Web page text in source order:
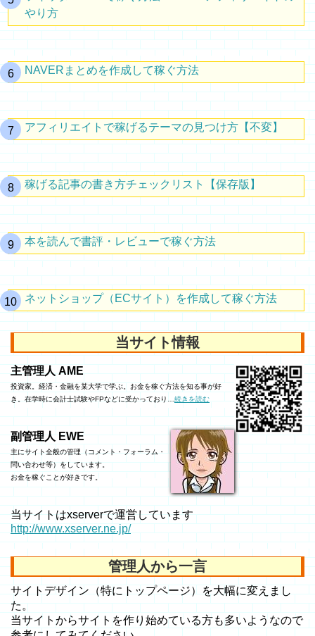
やり方
NAVERまとめを作成して稼ぐ方法
アフィリエイトで稼げるテーマの見つけ方【不変】
稼げる記事の書き方チェックリスト【保存版】
本を読んで書評・レビューで稼ぐ方法
ネットショップ（ECサイト）を作成して稼ぐ方法
当サイト情報
主管理人 AME
投資家。経済・金融を某大学で学ぶ。お金を稼ぐ方法を知る事が好
き。在学時に会計士試験やFPなどに受かっており…続きを読む
副管理人 EWE
主にサイト全般の管理（コメント・フォーラム・
問い合わせ等）をしています。
お金を稼ぐことが好きです。
当サイトはxserverで運営しています
http://www.xserver.ne.jp/
管理人から一言
サイトデザイン（特にトップページ）を大幅に変えまし
た。
当サイトからサイトを作り始めている方も多いようなので